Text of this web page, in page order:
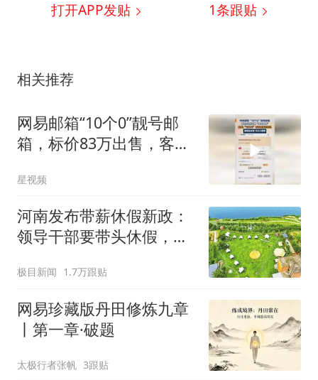
打开APP发贴 1条跟贴
相关推荐
网易邮箱“10个0”靓号邮
箱，标价83万出售，客
星视频
河南发布带薪休假新政：
领导干部要带头休假，推
足；鼓励3-7天弹性长假，
构建“周五半天+周末+年
假”短途度假模式
极目新闻 1.7万跟贴
网易珍藏版丹田修炼九章
丨第一章·破题
太极行者张帆 3跟贴